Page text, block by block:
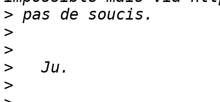
>
>
>
>
>